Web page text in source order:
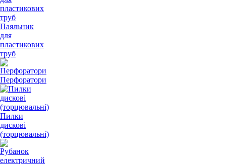
Паяльник
для
пластикових
труб
Перфоратори
Пилки
дискові
(торцювальні)